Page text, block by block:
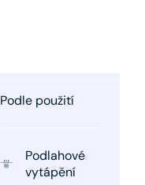
Podle použití
Podlahové
vytápění